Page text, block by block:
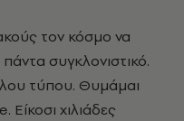
τον κόσμο να
συγκλονιστικό.
τύπου. Θυμάμαι
χιλιάδες